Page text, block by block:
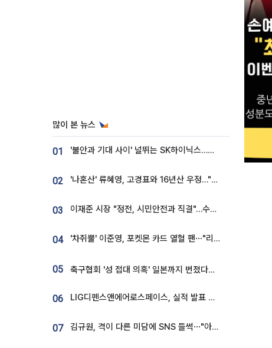
많이 본 뉴스
01 '불안과 기대 사이' 널뛰는 SK하이닉스…증권가 "HBM4·LTA 기반 펀터멘털 견고"
02 '나혼산' 류혜영, 고경표와 16년산 우정…"자취방서 부모님과 마주쳐"
03 이재준 시장 "정전, 시민안전과 직결"…수원시 비상대응체계 가동
04 '차쥐뿔' 이준영, 포켓몬 카드 열혈 팬⋯"리셀러 처단할 것"
05 축구협회 '성 접대 의혹' 일본까지 번졌다…日 심판 실명 공개
06 LIG디펜스앤에어로스페이스, 실적 발표 후 급락→반등⋯증권가 “28년까지 튼튼”
07 김규원, 격이 다른 미담에 SNS 들썩⋯"아이 속옷 빨고 졸업식도 참석"